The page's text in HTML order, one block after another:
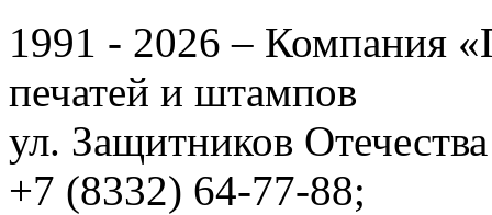
1991 - 2026 – Компания
печатей и штампов
ул. Защитников
+7 (8332) 64-77-88;